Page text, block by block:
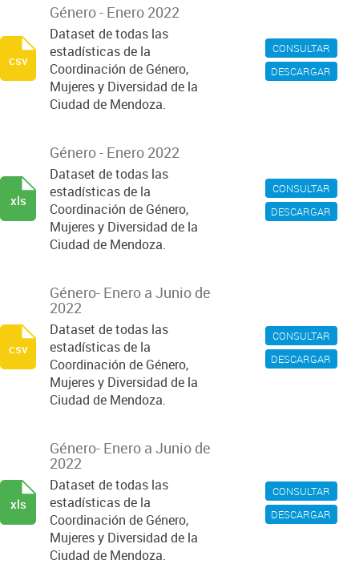
CONSULTAR
DESCARGAR
Género - Enero 2022
Dataset de todas las
estadísticas de la
Coordinación de Género,
Mujeres y Diversidad de la
Ciudad de Mendoza.
csv
CONSULTAR
DESCARGAR
Género - Enero 2022
Dataset de todas las
estadísticas de la
Coordinación de Género,
Mujeres y Diversidad de la
Ciudad de Mendoza.
xls
CONSULTAR
DESCARGAR
Género- Enero a Junio de
2022
Dataset de todas las
estadísticas de la
Coordinación de Género,
Mujeres y Diversidad de la
Ciudad de Mendoza.
csv
CONSULTAR
DESCARGAR
Género- Enero a Junio de
2022
Dataset de todas las
estadísticas de la
Coordinación de Género,
Mujeres y Diversidad de la
Ciudad de Mendoza.
xls